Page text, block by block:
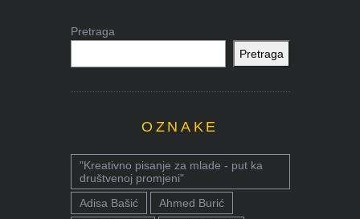
Pretraga
Pretraga
OZNAKE
"Kreativno pisanje za mlade - put ka
društvenoj promjeni"
Adisa Bašić
Ahmed Burić